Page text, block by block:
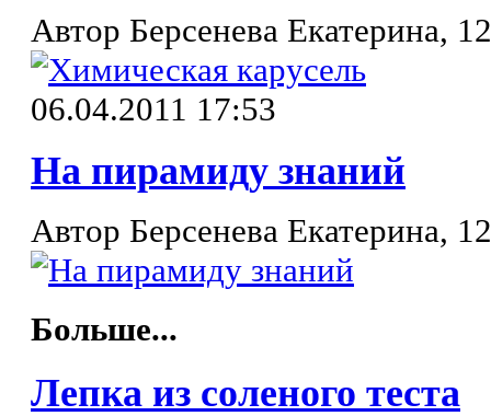
Автор Берсенева Екатерина,
06.04.2011 17:53
На пирамиду знаний
Автор Берсенева Екатерина,
Больше...
Лепка из соленого теста